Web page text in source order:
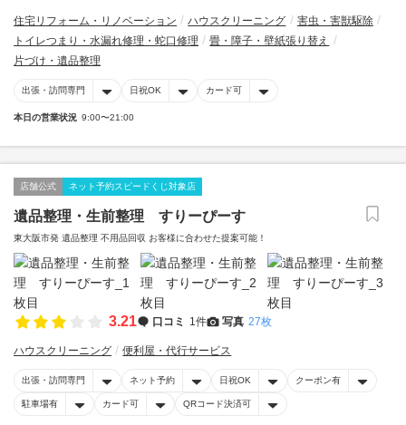
住宅リフォーム・リノベーション ハウスクリーニング
害虫・害獣駆除
トイレつまり・水漏れ修理・蛇口修理
畳・障子・壁紙張り替え
片づけ・遺品整理
出張・訪問専門 日祝OK カード可
本日の営業状況 9:00〜21:00
店舗公式 ネット予約スピードくじ対象店
遺品整理・生前整理 すりーぴーす
東大阪市発 遺品整理 不用品回収 お客様に合わせた提案可能！
3.21 口コミ 1件 写真 27枚
ハウスクリーニング 便利屋・代行サービス
出張・訪問専門 ネット予約 日祝OK クーポン有
駐車場有 カード可 QRコード決済可